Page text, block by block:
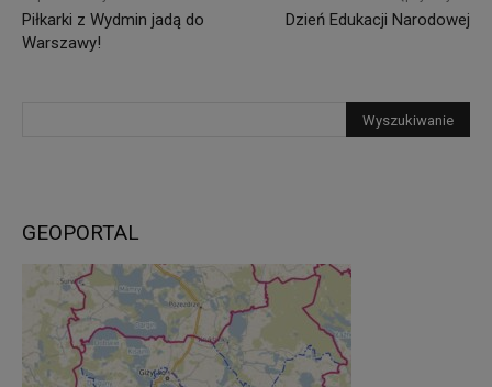
Piłkarki z Wydmin jadą do
Warszawy!
Dzień Edukacji Narodowej
GEOPORTAL